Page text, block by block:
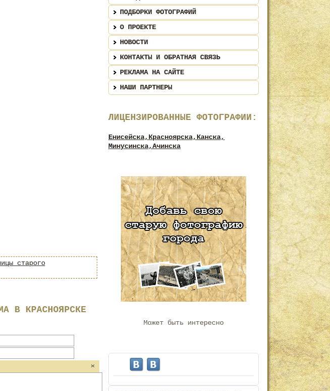
старого
В КРАСНОЯРСКЕ
ПОДБОРКИ ФОТОГРАФИЙ
О ПРОЕКТЕ
НОВОСТИ
КОНТАКТЫ И ОБРАТНАЯ СВЯЗЬ
РЕКЛАМА НА САЙТЕ
НАШИ ПАРТНЕРЫ
ЛИЦЕНЗИРОВАННЫЕ ФОТОГРАФИИ:
Енисейска, Красноярска, Канска,
Минусинска,Ачинска
Может быть интересно